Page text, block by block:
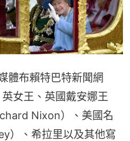
體布賴特巴特新聞網
女王、英國戴安娜王
Nixon）、美國名
）、希拉里以及其他寫